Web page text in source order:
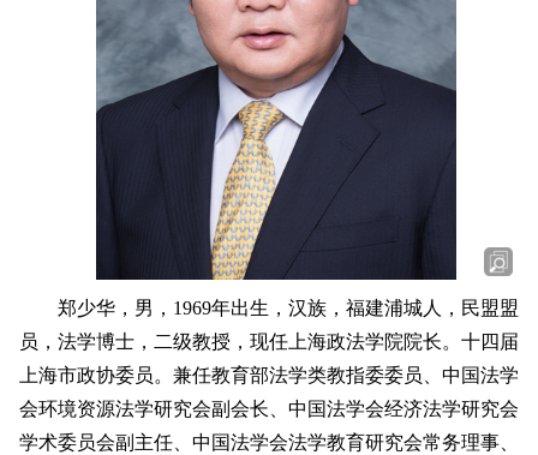
郑少华，男，1969年出生，汉族，福建浦城人，民盟盟
员，法学博士，二级教授，现任上海政法学院院长。十四届
上海市政协委员。兼任教育部法学类教指委委员、中国法学
会环境资源法学研究会副会长、中国法学会经济法学研究会
学术委员会副主任、中国法学会法学教育研究会常务理事、